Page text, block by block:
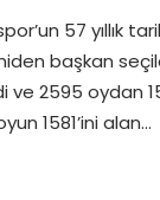
57 yıllık
başkan
2595 oydan
1581’ini alan…